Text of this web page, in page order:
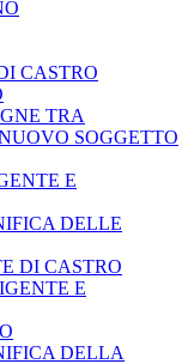
CASTRO
TRA
SOGGETTO
E
DELLE
DI CASTRO
E
DELLA